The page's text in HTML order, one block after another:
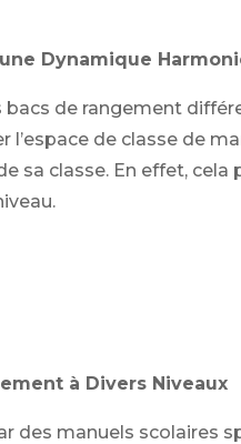
Dynamique
de rangement
de classe de
sa classe. En effet,
à Divers Niveaux
manuels scolaires